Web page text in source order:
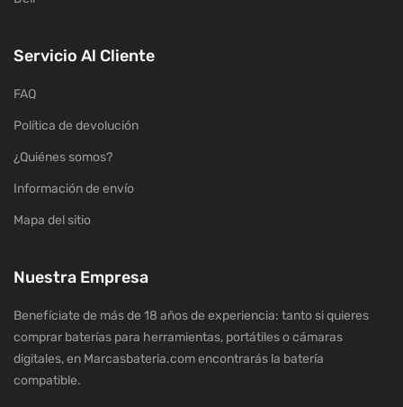
Servicio Al Cliente
FAQ
Política de devolución
¿Quiénes somos?
Información de envío
Mapa del sitio
Nuestra Empresa
Benefíciate de más de 18 años de experiencia: tanto si quieres
comprar baterías para herramientas, portátiles o cámaras
digitales, en Marcasbateria.com encontrarás la batería
compatible.